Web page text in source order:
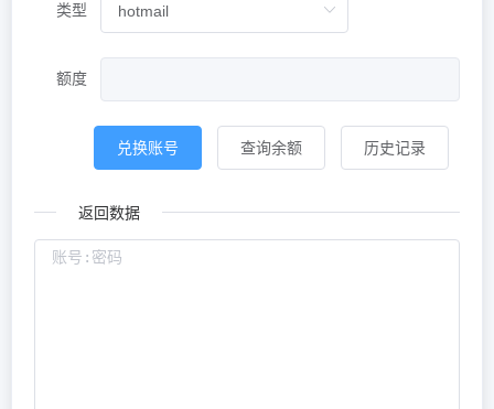
类型
额度
兑换账号 查询余额 历史记录
返回数据